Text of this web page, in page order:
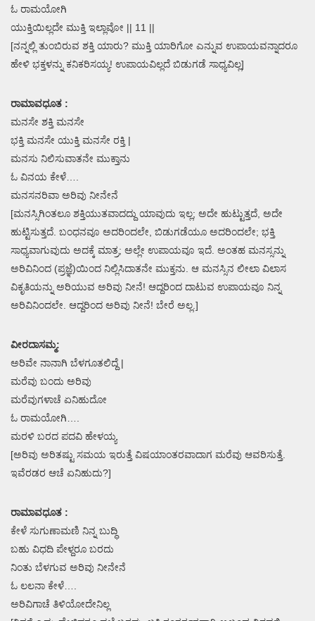
ಓ ರಾಮಯೋಗಿ
ಯುಕ್ತಿಯಿಲ್ಲದೇ ಮುಕ್ತಿ ಇಲ್ಲಾವೋ || 11 ||
[ನನ್ನಲ್ಲಿ ತುಂಬಿರುವ ಶಕ್ತಿ ಯಾರು? ಮುಕ್ತಿ ಯಾರಿಗೋ ಎನ್ನುವ ಉಪಾಯವನ್ನಾದರೂ
ಹೇಳಿ ಭಕ್ತಳನ್ನು ಕನಿಕರಿಸಯ್ಯ! ಉಪಾಯವಿಲ್ಲದೆ ಬಿಡುಗಡೆ ಸಾಧ್ಯವಿಲ್ಲ]
ರಾಮಾವಧೂತ :
ಮನಸೇ ಶಕ್ತಿ ಮನಸೇ
ಭಕ್ತಿ ಮನಸೇ ಯುಕ್ತಿ ಮನಸೇ ರಕ್ತಿ |
ಮನಸು ನಿಲಿಸುವಾತನೇ ಮುಕ್ತಾನು
ಓ ವಿನಯ ಕೇಳೆ….
ಮನಸನರಿವಾ ಅರಿವು ನೀನೇನೆ
[ಮನಸ್ಸಿಗಿಂತಲೂ ಶಕ್ತಿಯುತವಾದದ್ದು ಯಾವುದು ಇಲ್ಲ; ಅದೇ ಹುಟ್ಟುತ್ತದೆ, ಅದೇ
ಹುಟ್ಟಿಸುತ್ತದೆ. ಬಂಧನವೂ ಅದರಿಂದಲೇ, ಬಿಡುಗಡೆಯೂ ಅದರಿಂದಲೇ; ಭಕ್ತಿ
ಸಾಧ್ಯವಾಗುವುದು ಅದಕ್ಕೆ ಮಾತ್ರ; ಅಲ್ಲೇ ಉಪಾಯವೂ ಇದೆ. ಅಂತಹ ಮನಸ್ಸನ್ನು
ಅರಿವಿನಿಂದ (ಪ್ರಜ್ಞೆ)ಯಿಂದ ನಿಲ್ಲಿಸಿದಾತನೇ ಮುಕ್ತನು. ಆ ಮನಸ್ಸಿನ ಲೀಲಾ ವಿಲಾಸ
ವಿಕೃತಿಯನ್ನು ಅರಿಯುವ ಅರಿವು ನೀನೆ! ಆದ್ದರಿಂದ ದಾಟುವ ಉಪಾಯವೂ ನಿನ್ನ
ಅರಿವಿನಿಂದಲೇ. ಆದ್ದರಿಂದ ಅರಿವು ನೀನೆ! ಬೇರೆ ಅಲ್ಲ.]
ವೀರದಾಸಮ್ಮ:
ಅರಿವೇ ನಾನಾಗಿ ಬೆಳಗೂತಲಿದ್ದೆ |
ಮರೆವು ಬಂದು ಅರಿವು
ಮರೆವುಗಳಾಚೆ ಏನಿಹುದೋ
ಓ ರಾಮಯೋಗಿ….
ಮರಳಿ ಬರದ ಪದವಿ ಹೇಳಯ್ಯ
[ಅರಿವು ಅರಿತಷ್ಟು ಸಮಯ ಇರುತ್ತೆ ವಿಷಯಾಂತರವಾದಾಗ ಮರೆವು ಆವರಿಸುತ್ತೆ.
ಇವೆರಡರ ಆಚೆ ಏನಿಹುದು?]
ರಾಮಾವಧೂತ :
ಕೇಳೆ ಸುಗುಣಾಮಣಿ ನಿನ್ನ ಬುದ್ಧಿ
ಬಹು ವಿಧದಿ ಪೇಳ್ದರೂ ಬರದು
ನಿಂತು ಬೆಳಗುವ ಅರಿವು ನೀನೇನೆ
ಓ ಲಲನಾ ಕೇಳೆ….
ಅರಿವಿಗಾಚೆ ತಿಳಿಯೋದೇನಿಲ್ಲ